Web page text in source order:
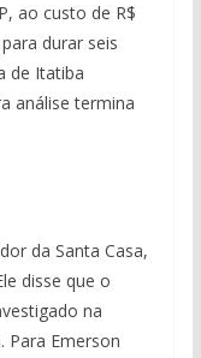
ao custo de R$
durar seis
de Itatiba
análise termina
da Santa Casa,
disse que o
na
Para Emerson